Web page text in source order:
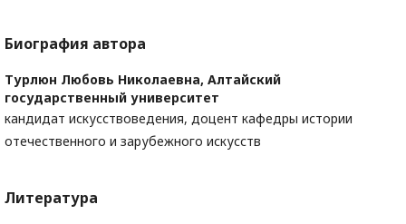
Биография автора
Турлюн Любовь Николаевна, Алтайский
государственный университет
кандидат искусствоведения, доцент кафедры истории
отечественного и зарубежного искусств
Литература